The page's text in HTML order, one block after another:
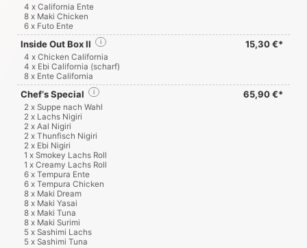
4 x California Ente
8 x Maki Chicken
6 x Futo Ente
Inside Out Box II 15,30 €*
i
4 x Chicken California
4 x Ebi California (scharf)
8 x Ente California
Chef‘s Special 65,90 €*
i
2 x Suppe nach Wahl
2 x Lachs Nigiri
2 x Aal Nigiri
2 x Thunfisch Nigiri
2 x Ebi Nigiri
1 x Smokey Lachs Roll
1 x Creamy Lachs Roll
6 x Tempura Ente
6 x Tempura Chicken
8 x Maki Dream
8 x Maki Yasai
8 x Maki Tuna
8 x Maki Surimi
5 x Sashimi Lachs
5 x Sashimi Tuna